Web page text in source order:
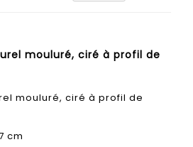
mouluré, ciré à profil de
mouluré, ciré à profil de
cm